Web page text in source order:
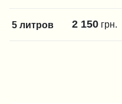
5 литров 2 150 грн.